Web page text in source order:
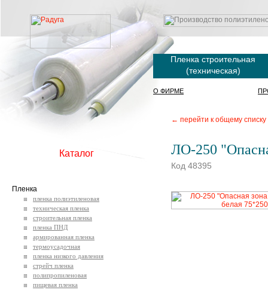
Пленка строительная
(техническая)
О ФИРМЕ
← перейти к общему списку
ЛО-250
Код 48395
Каталог
Пленка
пленка полиэтиленовая
техническая пленка
строительная пленка
пленка ПНД
армированная пленка
термоусадочная
пленка низкого давления
стрейч пленка
полипропиленовая
пищевая пленка